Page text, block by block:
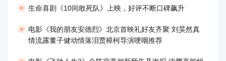
生命喜剧《10间敢死队》上映，好评不断口碑飙升
​电影《我的朋友安德烈》北京首映礼好友齐聚 刘昊然真
情流露董子健动情落泪贾樟柯导演哽咽推荐